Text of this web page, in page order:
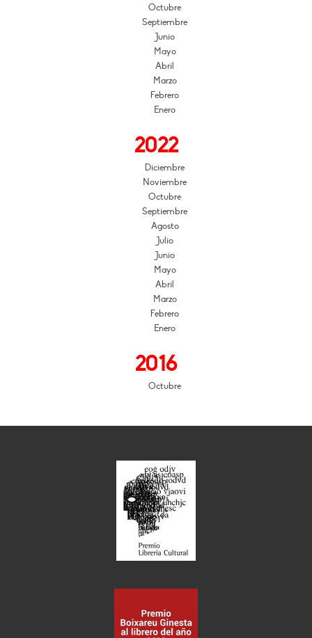
Octubre
Septiembre
Junio
Mayo
Abril
Marzo
Febrero
Enero
2022
Diciembre
Noviembre
Octubre
Septiembre
Agosto
Julio
Junio
Mayo
Abril
Marzo
Febrero
Enero
2016
Octubre